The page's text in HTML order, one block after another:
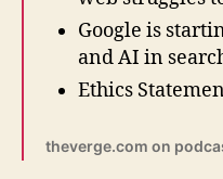
Google is
and AI in
Ethics
theverge.com on